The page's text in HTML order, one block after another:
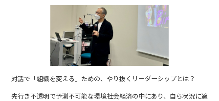
対話で「組織を変える」ための、やり抜くリーダーシップとは？
先行き不透明で予測不可能な環境社会経済の中にあり、自ら状況に適